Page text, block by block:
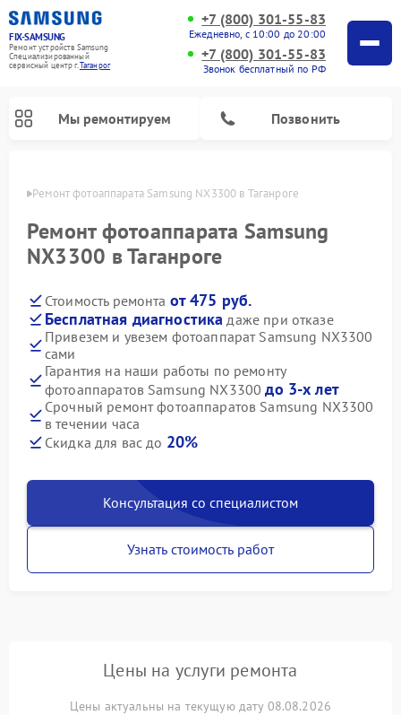
FIX-SAMSUNG
Ремонт устройств Samsung
Специализированный
cервисный центр г.Таганрог
+7 (800) 301-55-83
Ежедневно, с 10:00 до 20:00
+7 (800) 301-55-83
Звонок бесплатный по РФ
Мы ремонтируем Позвонить
Ремонт фотоаппарата Samsung NX3300 в Таганроге
Ремонт фотоаппарата Samsung
NX3300 в Таганроге
Стоимость ремонта от 475 руб.
Бесплатная диагностика даже при отказе
Привезем и увезем фотоаппарат Samsung NX3300
сами
Гарантия на наши работы по ремонту
фотоаппаратов Samsung NX3300до 3-х лет
Срочный ремонт фотоаппаратов Samsung NX3300
в течении часа
Скидка для вас до 20%
Консультация со специалистом
Узнать стоимость работ
Цены на услуги ремонта
Цены актуальны на текущую дату 08.08.2026